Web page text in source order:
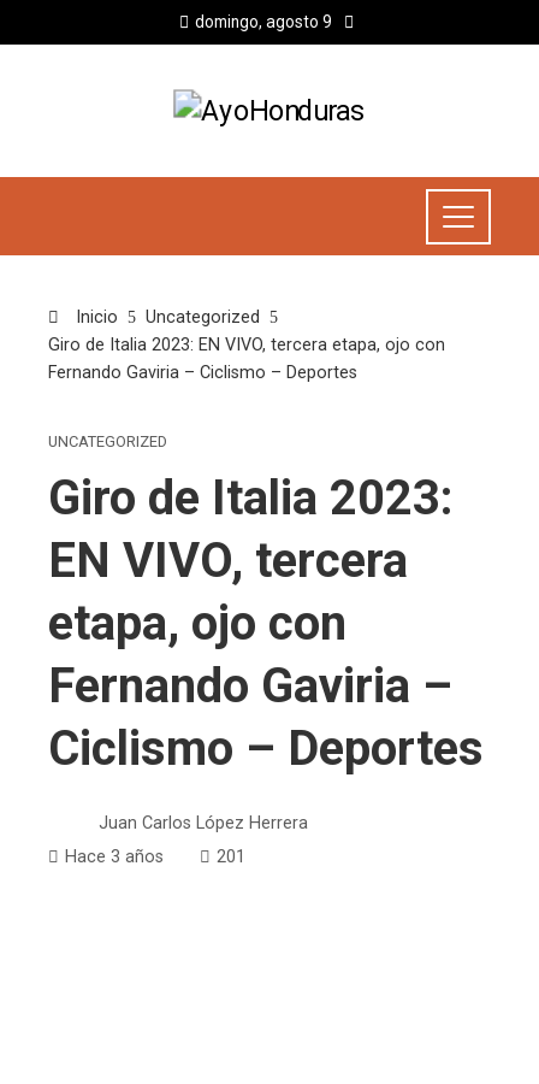
domingo, agosto 9
Inicio
Uncategorized
Giro de Italia 2023: EN VIVO, tercera etapa, ojo con
Fernando Gaviria – Ciclismo – Deportes
UNCATEGORIZED
Giro de Italia 2023:
EN VIVO, tercera
etapa, ojo con
Fernando Gaviria –
Ciclismo – Deportes
Juan Carlos López Herrera
Hace 3 años
201